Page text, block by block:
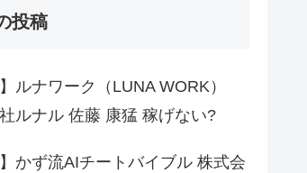
投稿
】ルナワーク（LUNA WORK）
ルナル 佐藤 康猛 稼げない?
】かず流AIチートバイブル 株式会